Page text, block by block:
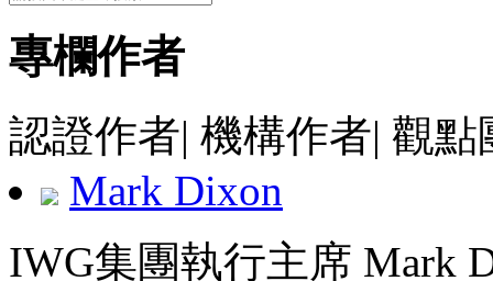
專欄作者
認證作者| 機構作者| 觀點
Mark Dixon
IWG集團執行主席 Mark